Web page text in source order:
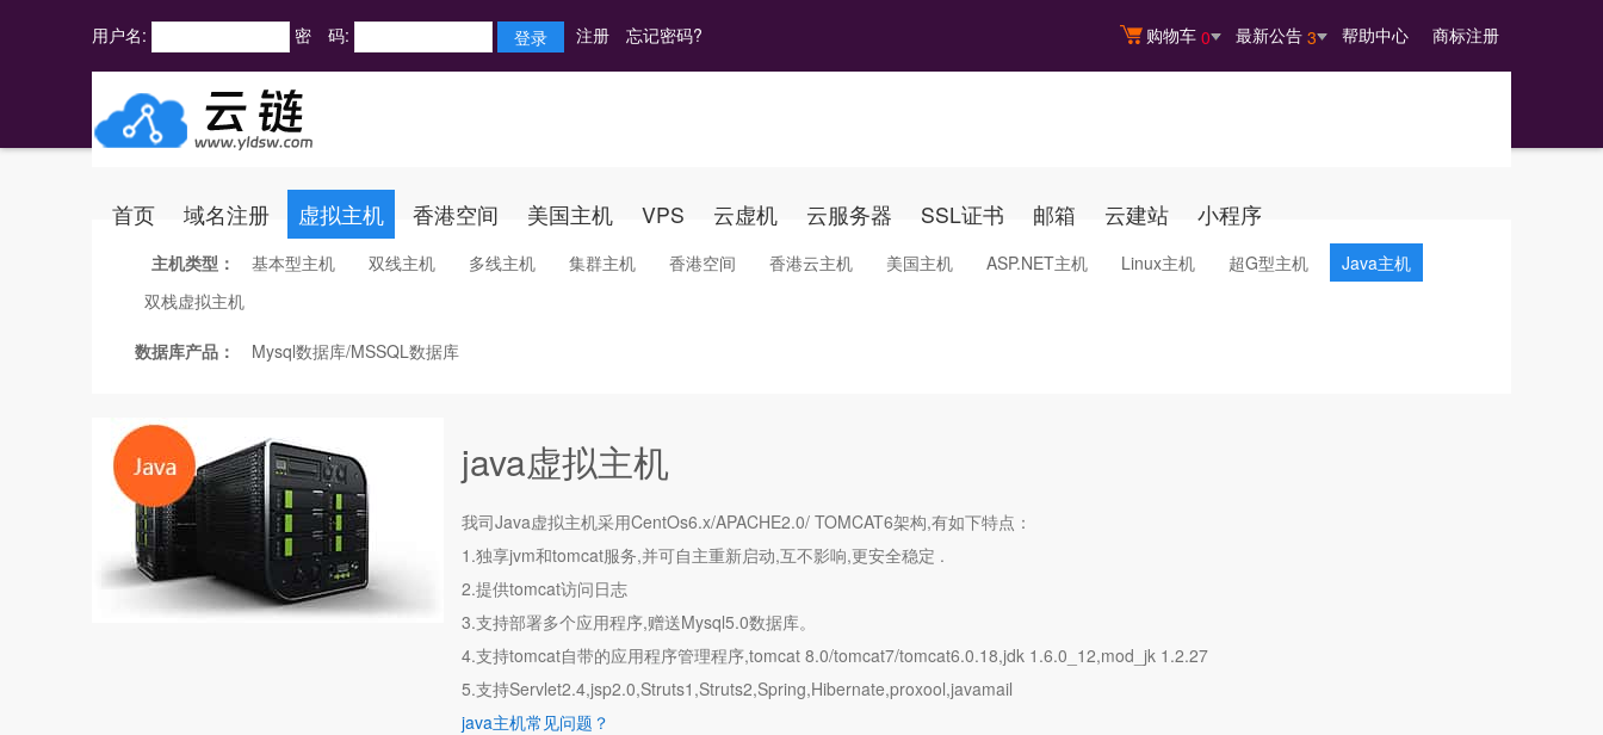
购物车 0 最新公告 3 帮助中心 商标注册
用户名: 密 码: 注册 忘记密码?
首页 域名注册 虚拟主机 香港空间 美国主机 VPS 云虚机 云服务器 SSL证书 邮箱 云建站 小程序
主机类型： 基本型主机 双线主机 多线主机 集群主机 香港空间 香港云主机 美国主机 ASP.NET主机 Linux主机 超G型主机
Java主机
双栈虚拟主机
数据库产品： Mysql数据库/MSSQL数据库
java虚拟主机
我司Java虚拟主机采用CentOs6.x/APACHE2.0/ TOMCAT6架构,有如下特点：
1.独享jvm和tomcat服务,并可自主重新启动,互不影响,更安全稳定 .
2.提供tomcat访问日志
3.支持部署多个应用程序,赠送Mysql5.0数据库。
4.支持tomcat自带的应用程序管理程序,tomcat 8.0/tomcat7/tomcat6.0.18,jdk 1.6.0_12,mod_jk 1.2.27
5.支持Servlet2.4,jsp2.0,Struts1,Struts2,Spring,Hibernate,proxool,javamail
java主机常见问题？